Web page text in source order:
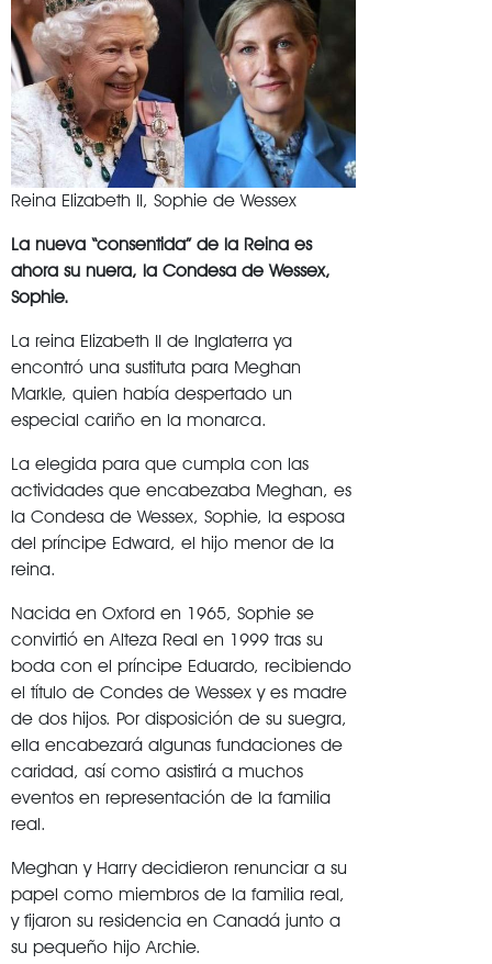
Reina Elizabeth II, Sophie de Wessex
La nueva “consentida” de la Reina es
ahora su nuera, la Condesa de Wessex,
Sophie.
La reina Elizabeth II de Inglaterra ya
encontró una sustituta para Meghan
Markle, quien había despertado un
especial cariño en la monarca.
La elegida para que cumpla con las
actividades que encabezaba Meghan, es
la Condesa de Wessex, Sophie, la esposa
del príncipe Edward, el hijo menor de la
reina.
Nacida en Oxford en 1965, Sophie se
convirtió en Alteza Real en 1999 tras su
boda con el príncipe Eduardo, recibiendo
el título de Condes de Wessex y es madre
de dos hijos. Por disposición de su suegra,
ella encabezará algunas fundaciones de
caridad, así como asistirá a muchos
eventos en representación de la familia
real.
Meghan y Harry decidieron renunciar a su
papel como miembros de la familia real,
y fijaron su residencia en Canadá junto a
su pequeño hijo Archie.